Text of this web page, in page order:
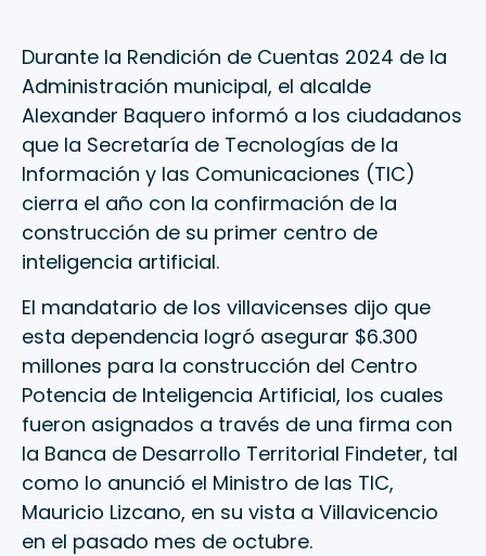
Durante la Rendición de Cuentas 2024 de la
Administración municipal, el alcalde
Alexander Baquero informó a los ciudadanos
que la Secretaría de Tecnologías de la
Información y las Comunicaciones (TIC)
cierra el año con la confirmación de la
construcción de su primer centro de
inteligencia artificial.
El mandatario de los villavicenses dijo que
esta dependencia logró asegurar $6.300
millones para la construcción del Centro
Potencia de Inteligencia Artificial, los cuales
fueron asignados a través de una firma con
la Banca de Desarrollo Territorial Findeter, tal
como lo anunció el Ministro de las TIC,
Mauricio Lizcano, en su vista a Villavicencio
en el pasado mes de octubre.